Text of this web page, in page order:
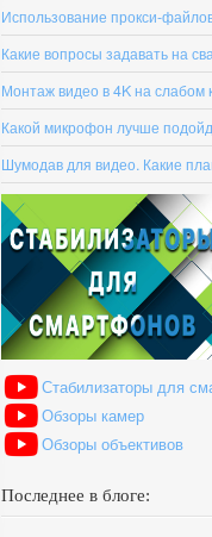
Использование прокси-
Какие вопросы задавать на
Монтаж видео в 4K на слабом
Какой микрофон лучше
Шумодав для видео. Какие
Стабилизаторы для
Обзоры камер
Обзоры объективов
Последнее в блоге: